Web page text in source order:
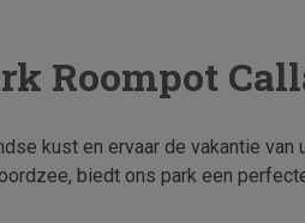
Roompot
kust en ervaar de vakantie
biedt ons park een